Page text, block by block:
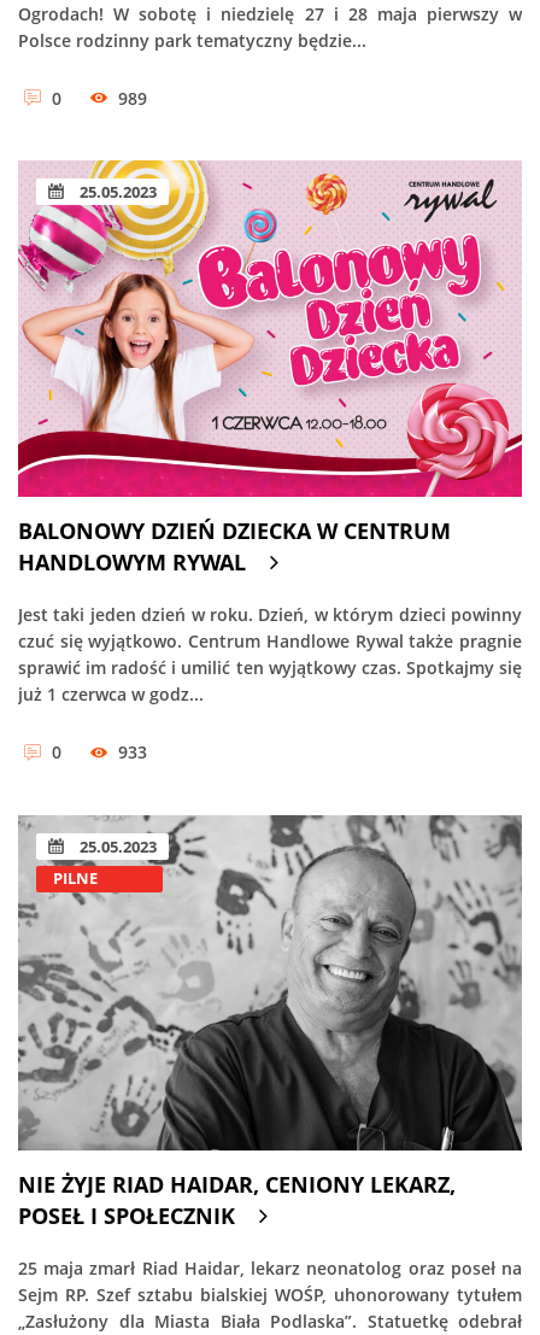
Ogrodach! W sobotę i niedzielę 27 i 28 maja pierwszy w
Polsce rodzinny park tematyczny będzie...
0 989
25.05.2023
BALONOWY DZIEŃ DZIECKA W CENTRUM
HANDLOWYM RYWAL
Jest taki jeden dzień w roku. Dzień, w którym dzieci powinny
czuć się wyjątkowo. Centrum Handlowe Rywal także pragnie
sprawić im radość i umilić ten wyjątkowy czas. Spotkajmy się
już 1 czerwca w godz...
0 933
25.05.2023
PILNE
NIE ŻYJE RIAD HAIDAR, CENIONY LEKARZ,
POSEŁ I SPOŁECZNIK
25 maja zmarł Riad Haidar, lekarz neonatolog oraz poseł na
Sejm RP. Szef sztabu bialskiej WOŚP, uhonorowany tytułem
„Zasłużony dla Miasta Biała Podlaska”. Statuetkę odebrał